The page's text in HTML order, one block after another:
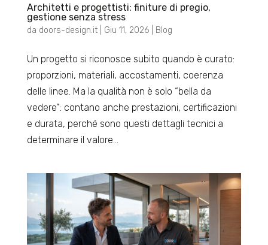
Architetti e progettisti: finiture di pregio,
gestione senza stress
da doors-design.it| Giu 11, 2026| Blog
Un progetto si riconosce subito quando è curato:
proporzioni, materiali, accostamenti, coerenza
delle linee. Ma la qualità non è solo “bella da
vedere”: contano anche prestazioni, certificazioni
e durata, perché sono questi dettagli tecnici a
determinare il valore...